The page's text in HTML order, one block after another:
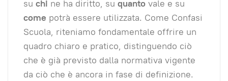
su chi ne ha diritto, su quantovale e su
come potrà essere utilizzata. Come Confasi
Scuola, riteniamo fondamentale offrire un
quadro chiaro e pratico, distinguendo ciò
che è già previsto dalla normativa vigente
da ciò che è ancora in fase di definizione.